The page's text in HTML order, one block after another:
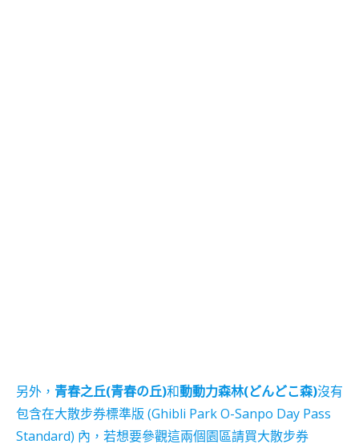
另外， 青春之丘(青春の丘)和動動力森林(どんどこ森)沒有
包含在大散步券標準版 (Ghibli Park O-Sanpo Day Pass
Standard) 內，若想要參觀這兩個園區請買大散步券